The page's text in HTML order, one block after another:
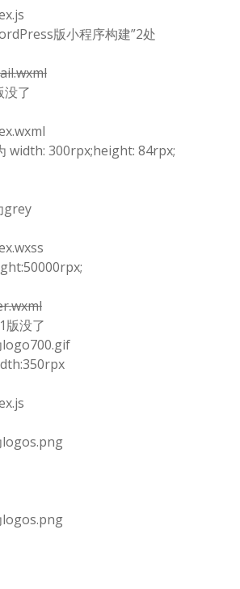
版小程序构建”2处
没了
width: 300rpx;height: 84rpx;
grey
版没了